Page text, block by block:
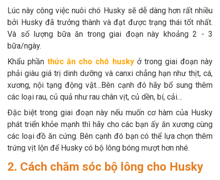
Lúc này công việc nuôi chó Husky sẽ dễ dàng hơn rất nhiều
bởi Husky đã trưởng thành và đạt được trạng thái tốt nhất.
Và số lượng bữa ăn trong giai đoạn này khoảng 2 - 3
bữa/ngày.
Khẩu phầnthức ăn cho chó huskyở trong giai đoạn này
phải giàu giá trị dinh dưỡng và canxi chẳng hạn như thịt, cá,
xương, nội tạng động vật…Bên cạnh đó hãy bổ sung thêm
các loại rau, củ quả như rau chân vịt, củ dền, bí, cải…
Đặc biệt trong giai đoạn này nếu muốn cơ hàm của Husky
phát triển khỏe mạnh thì hãy cho các bạn ấy ăn xương cùng
các loại đồ ăn cứng. Bên cạnh đó bạn có thể lựa chọn thêm
trứng vịt lộn để Husky có bộ lông bóng mượt hơn nhé.
2. Cách chăm sóc bộ lông cho Husky